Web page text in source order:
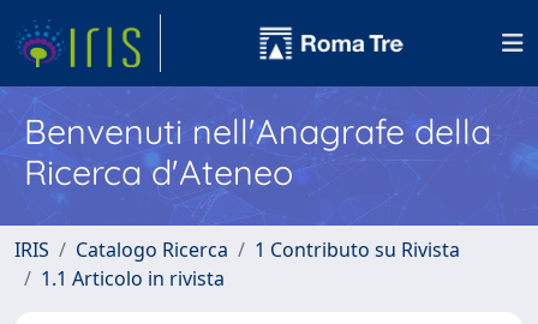
Benvenuti nell'Anagrafe della
Ricerca d'Ateneo
IRIS Catalogo Ricerca
1 Contributo su Rivista
1.1 Articolo in rivista